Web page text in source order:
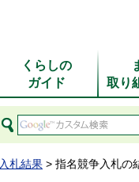
くらしの
ガイド
取り
入札結果 > 指名競争入札の